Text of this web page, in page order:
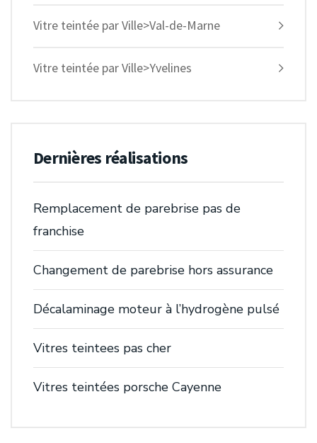
Vitre teintée par Ville>Val-de-Marne
Vitre teintée par Ville>Yvelines
Dernières réalisations
Remplacement de parebrise pas de
franchise
Changement de parebrise hors assurance
Décalaminage moteur à l’hydrogène pulsé
Vitres teintees pas cher
Vitres teintées porsche Cayenne